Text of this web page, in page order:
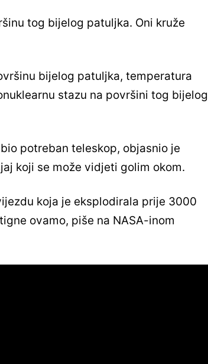
tog bijelog patuljka. Oni kruže
bijelog patuljka, temperatura
stazu na površini tog bijelog
potreban teleskop, objasnio je
koji se može vidjeti golim okom.
koja je eksplodirala prije 3000
ovamo, piše na NASA-inom